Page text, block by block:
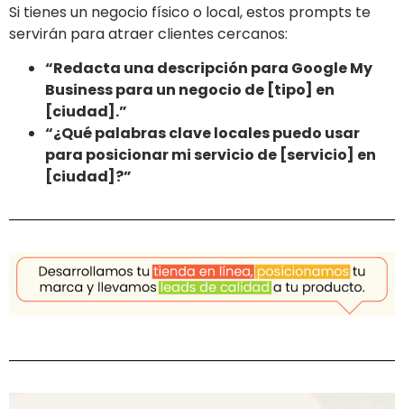
Si tienes un negocio físico o local, estos prompts te
servirán para atraer clientes cercanos:
“Redacta una descripción para Google My
Business para un negocio de [tipo] en
[ciudad].”
“¿Qué palabras clave locales puedo usar
para posicionar mi servicio de [servicio] en
[ciudad]?”